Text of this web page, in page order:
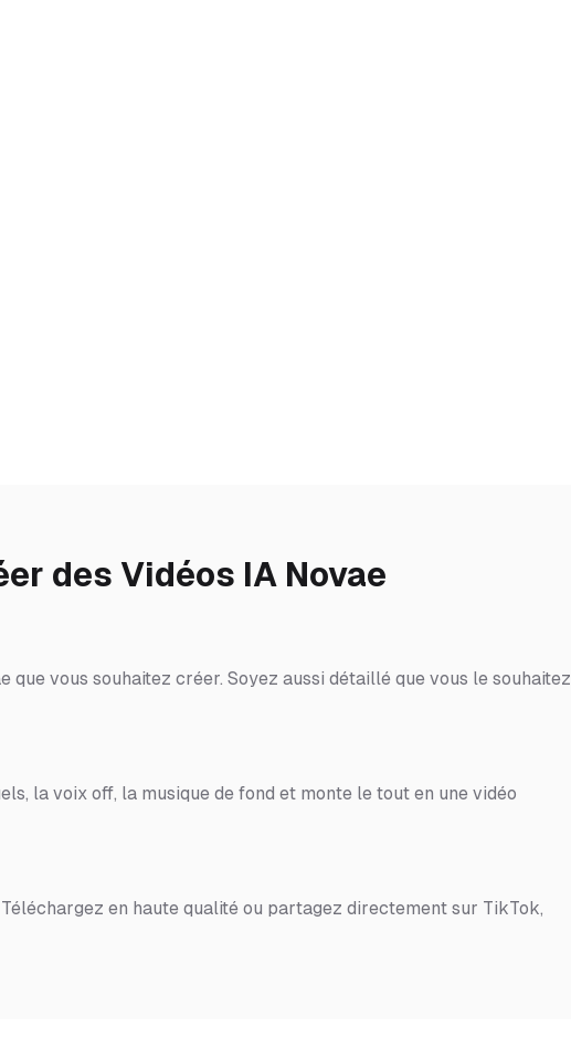
des Vidéos IA Novae
vous souhaitez créer. Soyez aussi détaillé que vous le souhaitez
la voix off, la musique de fond et monte le tout en une vidéo
en haute qualité ou partagez directement sur TikTok,